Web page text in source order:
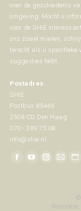
over de geschiedenis
omgeving. Mocht u
voor de SHIE
ons zowel mailen,
terecht als u specifieke
suggesties hebt.
Postadres
SHIE
Postbus 85469
2508 CD Den Haag
070 - 389 75 08
info@shie.nl
Vind ons op:
FacebookYouTubeInstagram
Mail
in
©
Realisatie: